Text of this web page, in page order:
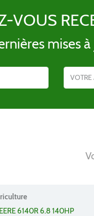
VOUS
mises
6140R 6.8 140HP